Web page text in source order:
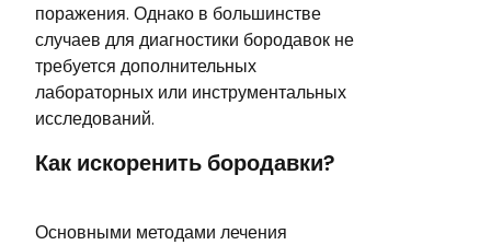
поражения. Однако в большинстве
случаев для диагностики бородавок не
требуется дополнительных
лабораторных или инструментальных
исследований.
Как искоренить бородавки?
Основными методами лечения